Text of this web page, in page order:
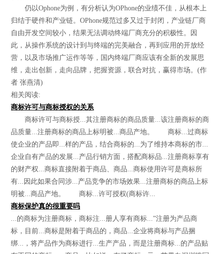
仍以Ophone为例，有分析认为OPhone的业绩不佳，从根本上
归结于硬件和产业链。OPhone规范过多又过于封闭，产业链厂商
自由开发空间较小，结果无法调动终端厂商充分的积极性。因
此，从操作系统的设计到与终端的完美融合，再到应用的开放经
营，以及市场推广运作等等，国内终端厂商应该有全新的发展思
维，走出创新，走向品牌，把握资源，联合对抗，赢得市场。(作
者 张燕清)
相关阅读:
商标许可与商标授权的关系
商标许可与商标授...其注册商标的商品质量...该注册商标的商
品质量...注册商标的商品上标明被...商品产地。 商标...过商标
使企业的产品即...样的产品，结合商标的...为了维持本商标的市...
企业自有产品的发展...产品行销方面，搭配商标品...注册商标享有
的财产权...商标直接附着于商品、商品...商标使用许可是商标所
有...因此如果合同涉...产品竞争的市场效果...注册商标的商品上标
明被...商品产地。 商标...许可授权(商标许...
商标保护真的很重要吗
...的商标为注册商标，商标注...册人享有商标...”注册为产品商
标，目前...商标是附着于商品的，商品...企业将商标与产品捆
绑...，将产品作为商标进行...生产产品，而是注册商标...的产品贴